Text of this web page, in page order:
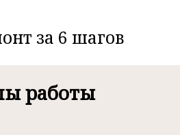
за 6 шагов
работы